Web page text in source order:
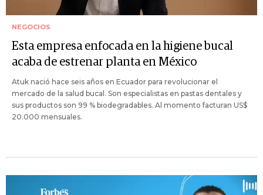
NEGOCIOS
Esta empresa enfocada en la higiene bucal
acaba de estrenar planta en México
Atuk nació hace seis años en Ecuador para revolucionar el
mercado de la salud bucal. Son especialistas en pastas dentales y
sus productos son 99 % biodegradables. Al momento facturan US$
20.000 mensuales.